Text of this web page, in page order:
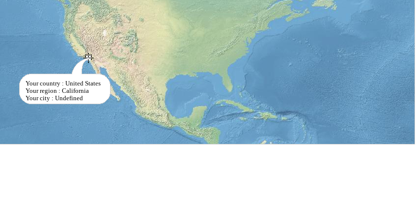
Your country : United States
Your region : California
Your city : Undefined